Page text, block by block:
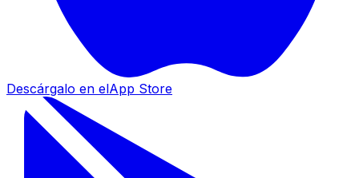
Descárgalo en elApp Store